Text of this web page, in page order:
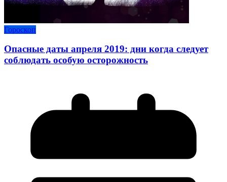
Гороскоп
Опасные даты апреля 2019: дни когда следует
соблюдать особую осторожность